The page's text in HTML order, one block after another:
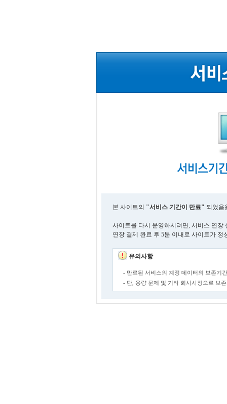
본 사이트의 "서비스 기간이 만료" 되었음
사이트를 다시 운영하시려면, 서비스 연장
연장 결제 완료 후 5분 이내로 사이트가 정
유의사항
- 만료된 서비스의 계정 데이터의 보존기
- 단, 용량 문제 및 기타 회사사정으로 보